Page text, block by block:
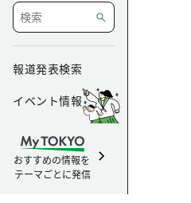
報道発表検索
イベント情報
おすすめの情報を
テーマごとに発信